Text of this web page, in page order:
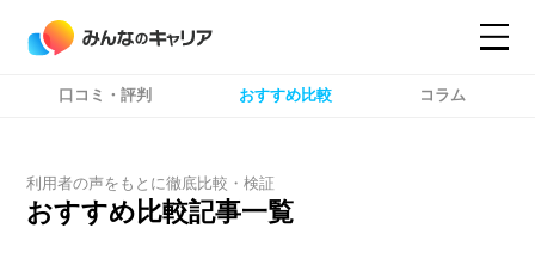
コンテンツ
コンテンツ
口コミ・評判 おすすめ比較 コラム
利用者の声をもとに徹底比較・検証
おすすめ比較記事一覧